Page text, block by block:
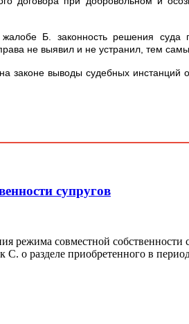
Б. законность решения суда
не выявил и не устранил, тем
законе выводы судебных инстанций
супругов
режима совместной
С. о разделе приобретенного в